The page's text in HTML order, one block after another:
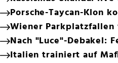
Porsche-Taycan-Klon
Wiener Parkplatzfallen
Nach "Luce"-Debakel:
Italien trainiert auf